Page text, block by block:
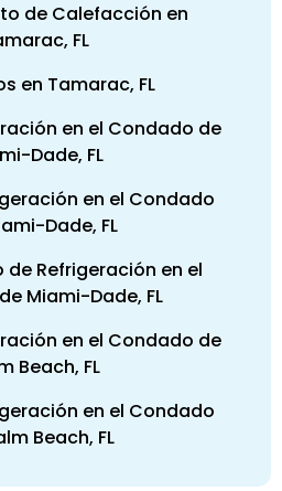
de Calefacción en
FL
en Tamarac, FL
en el Condado de
Dade, FL
en el Condado
Dade, FL
Refrigeración en el
Miami-Dade, FL
en el Condado de
Beach, FL
en el Condado
Beach, FL